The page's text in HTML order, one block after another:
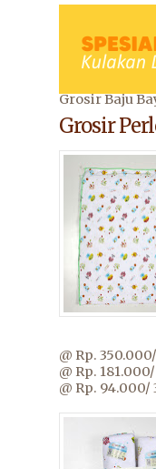
Grosir Baju
Grosir
@ Rp.
@ Rp.
@ Rp. 94.000/